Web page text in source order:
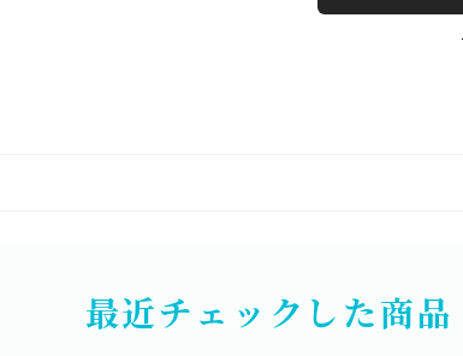
最近チェックした商品